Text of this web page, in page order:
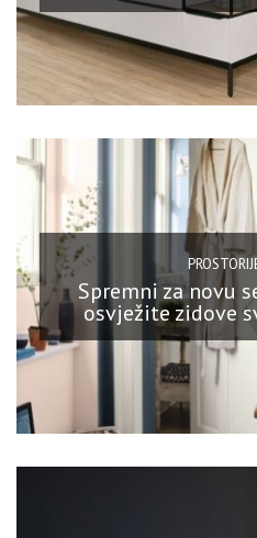
Spremni za novu
osvježite zidove